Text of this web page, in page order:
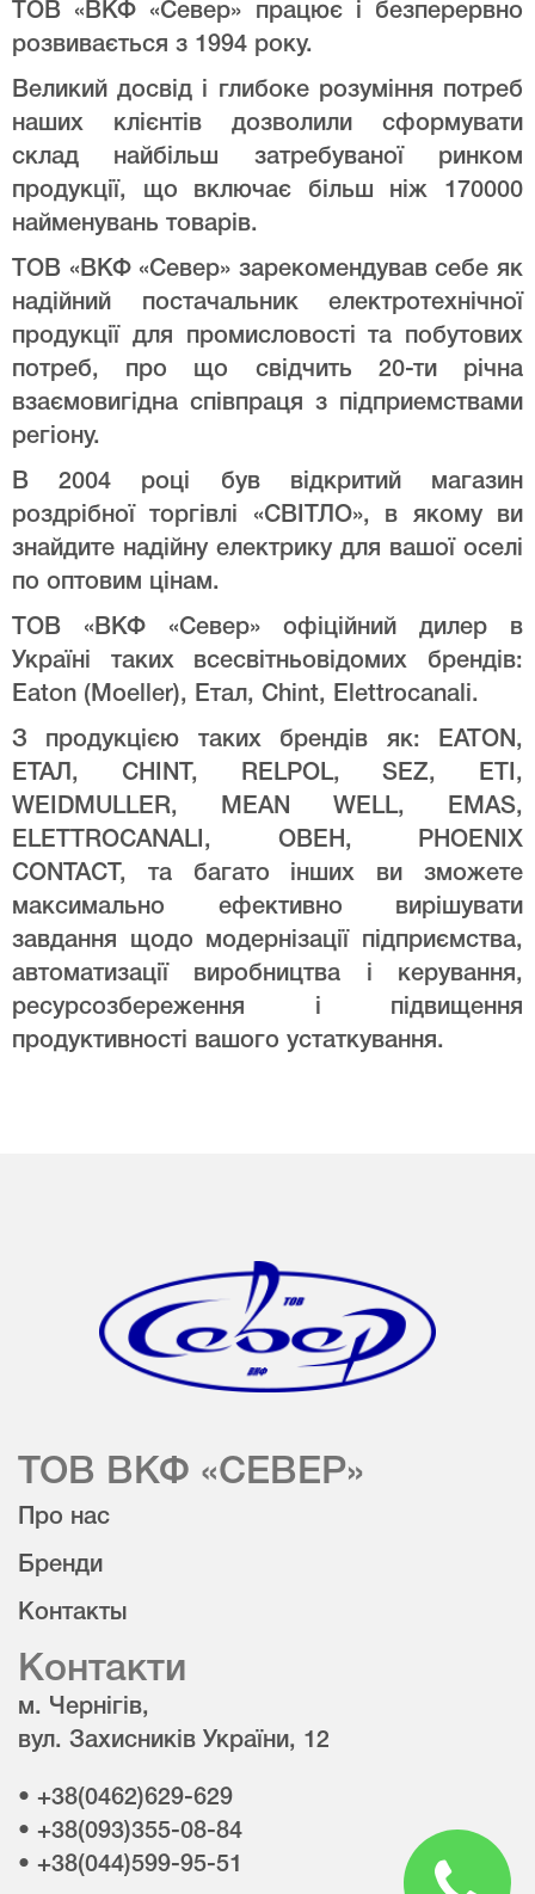
ТОВ «ВКФ «Север» працює і безперервно
розвивається з 1994 року.
Великий досвід і глибоке розуміння потреб
наших клієнтів дозволили сформувати
склад найбільш затребуваної ринком
продукції, що включає більш ніж 170000
найменувань товарів.
ТОВ «ВКФ «Север» зарекомендував себе як
надійний постачальник електротехнічної
продукції для промисловості та побутових
потреб, про що свідчить 20-ти річна
взаємовигідна співпраця з підприемствами
регіону.
В 2004 році був відкритий магазин
роздрібної торгівлі «СВІТЛО», в якому ви
знайдите надійну електрику для вашої оселі
по оптовим цінам.
ТОВ «ВКФ «Север» офіційний дилер в
Україні таких всесвітньовідомих брендів:
Eaton (Moeller), Етал, Chint, Elettrocanali.
З продукцією таких брендів як: EATON,
ЕТАЛ, CHINT, RELPOL, SEZ, ETI,
WEIDMULLER, MEAN WELL, EMAS,
ELETTROCANALI, ОВЕН, PHOENIX
CONTACT, та багато інших ви зможете
максимально ефективно вирішувати
завдання щодо модернізації підприємства,
автоматизації виробництва і керування,
ресурсозбереження і підвищення
продуктивності вашого устаткування.
ТОВ ВКФ «СЕВЕР»
Про нас
Бренди
Контакты
Контакти
м. Чернігів,
вул. Захисників України, 12
• +38(0462)629-629
• +38(093)355-08-84
• +38(044)599-95-51